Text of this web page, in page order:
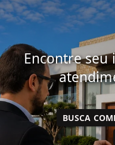
Encontre seu
BUSCA